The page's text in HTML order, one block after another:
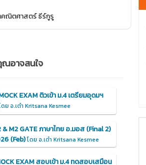
คณิตศาสตร์ ธีร์กูรู
อาจสนใจ
EXAM ติวเข้า ม.4 เตรียมอุดมฯ
ดย อ.เต๋า Kritsana Kesmee
& M2 GATE ภาษาไทย อ.มอส (Final 2)
(Feb)โดย อ.เต๋า Kritsana Kesmee
EXAM สอบเข้า ม.4 ทดสอบเสมือน